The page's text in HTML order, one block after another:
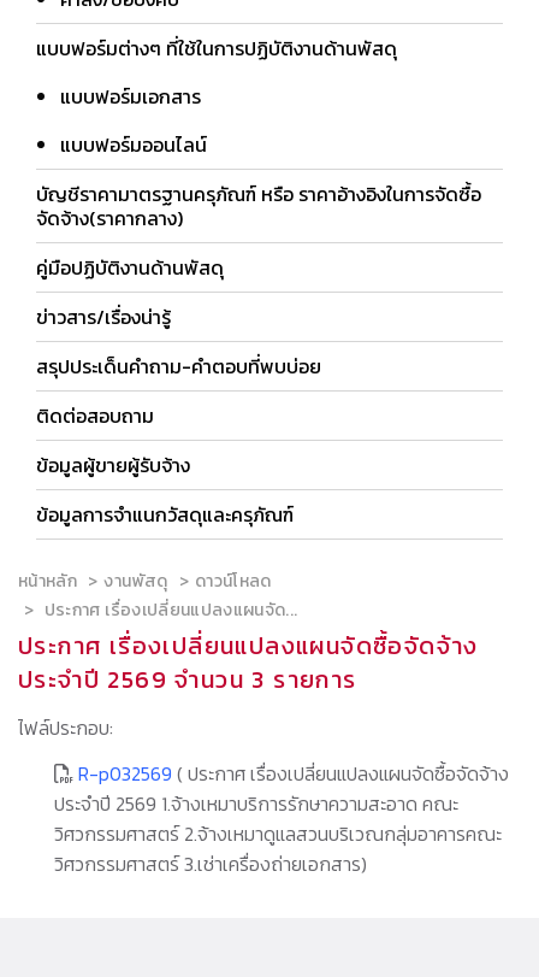
แบบฟอร์มต่างๆ ที่ใช้ในการปฏิบัติงานด้านพัสดุ
แบบฟอร์มเอกสาร
แบบฟอร์มออนไลน์
บัญชีราคามาตรฐานครุภัณฑ์ หรือ ราคาอ้างอิงในการจัดซื้อ
จัดจ้าง(ราคากลาง)
คู่มือปฏิบัติงานด้านพัสดุ
ข่าวสาร/เรื่องน่ารู้
สรุปประเด็นคำถาม-คำตอบที่พบบ่อย
ติดต่อสอบถาม
ข้อมูลผู้ขายผู้รับจ้าง
ข้อมูลการจำแนกวัสดุและครุภัณฑ์
หน้าหลัก งานพัสดุ
ดาวน์โหลด
ประกาศ เรื่องเปลี่ยนแปลงแผนจัด...
ประกาศ เรื่องเปลี่ยนแปลงแผนจัดซื้อจัดจ้าง
ประจำปี 2569 จำนวน 3 รายการ
ไฟล์ประกอบ:
R-p032569 ( ประกาศ เรื่องเปลี่ยนแปลงแผนจัดซื้อจัดจ้าง
ประจำปี 2569 1.จ้างเหมาบริการรักษาความสะอาด คณะ
วิศวกรรมศาสตร์ 2.จ้างเหมาดูแลสวนบริเวณกลุ่มอาคารคณะ
วิศวกรรมศาสตร์ 3.เช่าเครื่องถ่ายเอกสาร)